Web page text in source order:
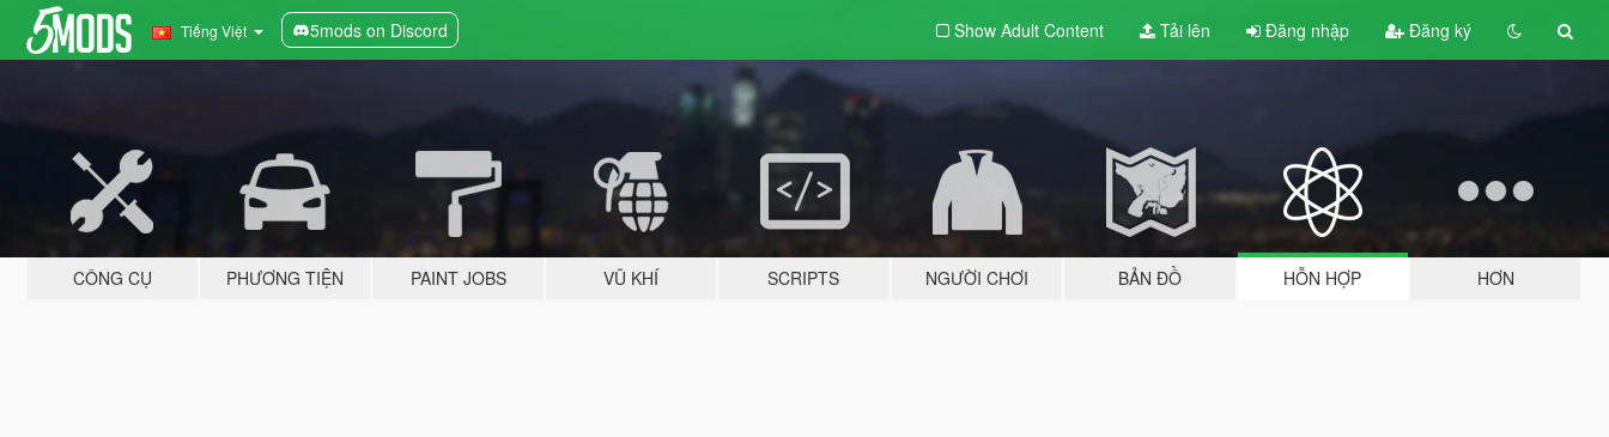
Tiếng Việt 5mods on Discord Show Adult Content Tải lên Đăng nhập Đăng ký
CÔNG CỤ PHƯƠNG TIỆN PAINT JOBS VŨ KHÍ SCRIPTS NGƯỜI CHƠI BẢN ĐỒ HỖN HỢP HƠN